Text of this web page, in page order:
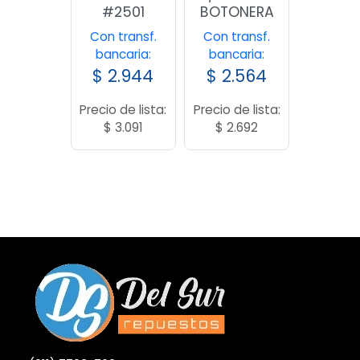
#2501
Con transf.
bancaria:
$ 2.944
Precio de lista:
$ 3.091
BOTONERA
Con transf.
bancaria:
$ 2.564
Precio de lista:
$ 2.692